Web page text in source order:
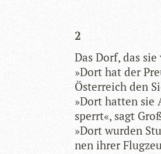
2
Das Dorf, das
»Dort hat der
Öster­reich den
»Dort hat­ten sie
sperrt«, sagt
»Dort wur­den
nen ihrer